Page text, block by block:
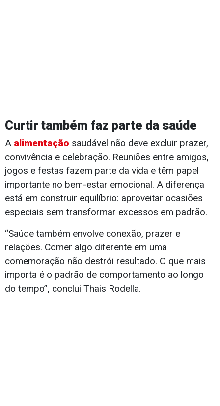
Curtir também faz parte da saúde
A alimentação saudável não deve excluir prazer,
convivência e celebração. Reuniões entre amigos,
jogos e festas fazem parte da vida e têm papel
importante no bem-estar emocional. A diferença
está em construir equilíbrio: aproveitar ocasiões
especiais sem transformar excessos em padrão.
“Saúde também envolve conexão, prazer e
relações. Comer algo diferente em uma
comemoração não destrói resultado. O que mais
importa é o padrão de comportamento ao longo
do tempo”, conclui Thais Rodella.